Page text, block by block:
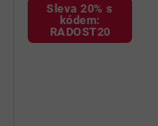
Sleva 20% s
kódem:
RADOST20